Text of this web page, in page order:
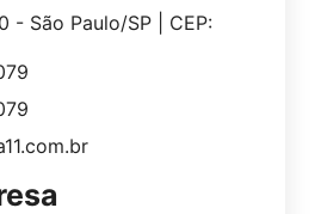
- São Paulo/SP | CEP: